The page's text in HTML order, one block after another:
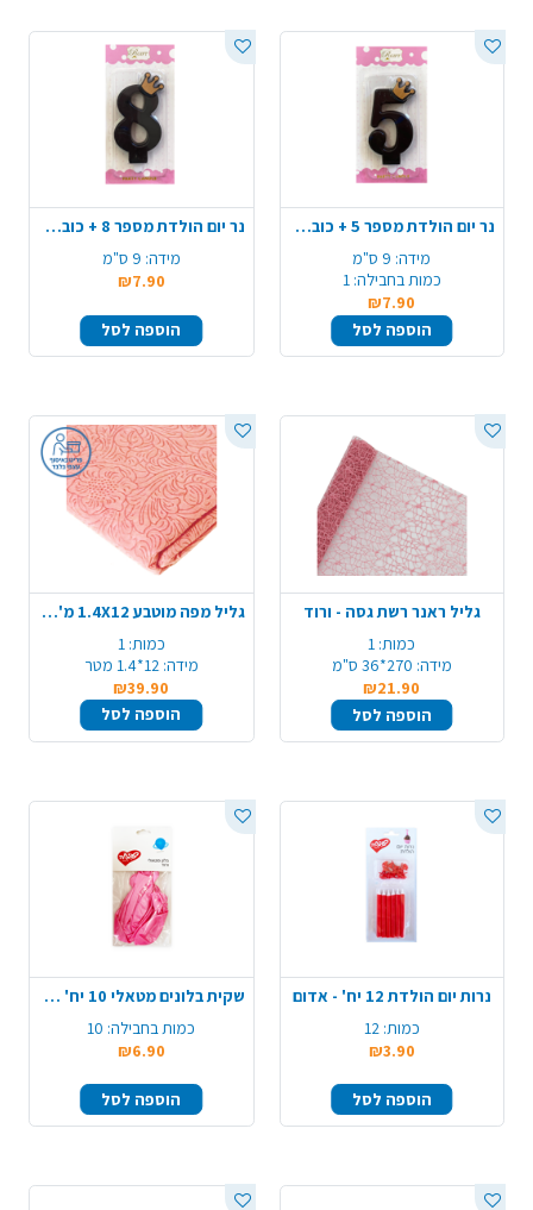
נר יום הולדת מספר 5 + כובע כתר - שחור מט
מידה: 9 ס"מ
כמות בחבילה: 1
₪7.90
הוספה לסל
נר יום הולדת מספר 8 + כובע כתר - שחור מט
מידה: 9 ס"מ
₪7.90
הוספה לסל
גליל ראנר רשת גסה - ורוד
כמות: 1
מידה: 270*36 ס"מ
₪21.90
הוספה לסל
גליל מפה מוטבע 1.4X12 מ' - ורוד
כמות: 1
מידה: 12*1.4 מטר
₪39.90
הוספה לסל
נרות יום הולדת 12 יח' - אדום
כמות: 12
₪3.90
הוספה לסל
שקית בלונים מטאלי 10 יח' - ורוד
כמות בחבילה: 10
₪6.90
הוספה לסל